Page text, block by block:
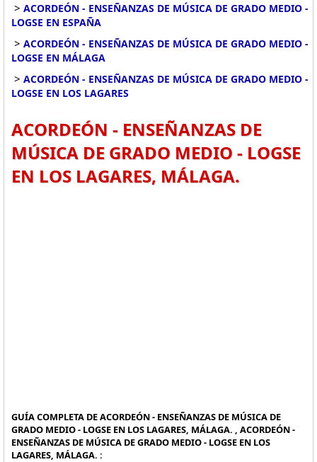
> ACORDEÓN - ENSEÑANZAS DE MÚSICA DE GRADO MEDIO -
LOGSE EN ESPAÑA
> ACORDEÓN - ENSEÑANZAS DE MÚSICA DE GRADO MEDIO -
LOGSE EN MÁLAGA
> ACORDEÓN - ENSEÑANZAS DE MÚSICA DE GRADO MEDIO -
LOGSE EN LOS LAGARES
ACORDEÓN - ENSEÑANZAS DE
MÚSICA DE GRADO MEDIO - LOGSE
EN LOS LAGARES, MÁLAGA.
GUÍA COMPLETA DE ACORDEÓN - ENSEÑANZAS DE MÚSICA DE
GRADO MEDIO - LOGSE EN LOS LAGARES, MÁLAGA. , ACORDEÓN -
ENSEÑANZAS DE MÚSICA DE GRADO MEDIO - LOGSE EN LOS
LAGARES, MÁLAGA. :